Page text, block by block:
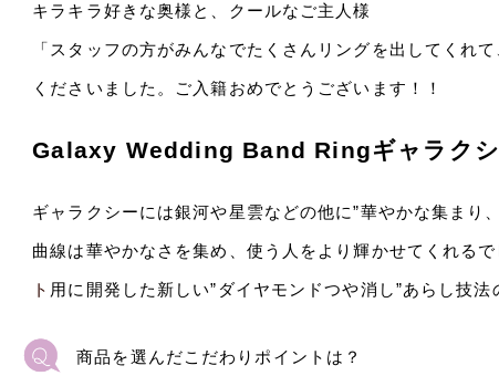
キラキラ好きな奥様と、クールなご主人様
「スタッフの方がみんなでたくさんリングを出してくれ
くださいました。ご入籍おめでとうございます！！
Galaxy Wedding Band Ringギャラク
ギャラクシーには銀河や星雲などの他に”華やかな集まり
曲線は華やかなさを集め、使う人をより輝かせてくれる
ト 用に開発した新しい”ダイヤモンドつや消し”あらし技法
商品を選んだこだわりポイントは？